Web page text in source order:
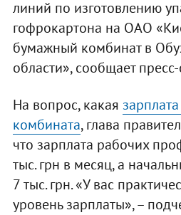
линий по изготовлению
гофрокартона на ОАО
бумажный комбинат в
области», сообщает
На вопрос, какая
комбината, глава
что зарплата рабочих
тыс. грн в месяц, а
7 тыс. грн. «У вас
уровень зарплаты», –